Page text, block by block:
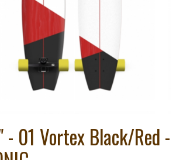
- 01 Vortex Black/Red -